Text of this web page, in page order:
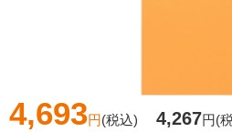
4,693円(税込) 4,267円(